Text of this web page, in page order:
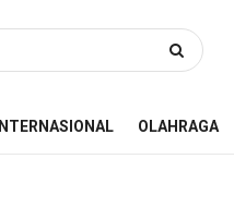
INTERNASIONAL OLAHRAGA